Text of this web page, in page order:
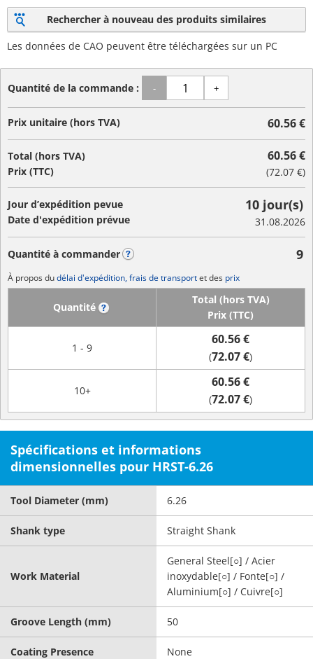
Rechercher à nouveau des produits similaires
Les données de CAO peuvent être téléchargées sur un PC
Quantité de la commande : - +
Prix unitaire (hors TVA) 60.56 €
Total (hors TVA)
Prix (TTC)
60.56 €
(72.07 €)
Jour d’expédition pevue
Date d'expédition prévue
10 jour(s)
31.08.2026
Quantité à commander 9
À propos dudélai d'expédition, frais de transportet des prix
Quantité
Total (hors TVA)
Prix (TTC)
1 - 9
60.56 €
(72.07 €)
10+
60.56 €
(72.07 €)
Spécifications et informations
dimensionnelles pour HRST-6.26
Tool Diameter (mm) 6.26
Shank type Straight Shank
Work Material
General Steel[○] / Acier
inoxydable[○] / Fonte[○] /
Aluminium[○] / Cuivre[○]
Groove Length (mm) 50
Coating Presence None